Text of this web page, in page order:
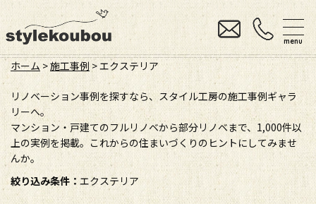
menu
ホーム >施工事例 >エクステリア
リノベーション事例を探すなら、スタイル工房の施工事例ギャラ
リーへ。
マンション・戸建てのフルリノベから部分リノベまで、1,000件以
上の実例を掲載。これからの住まいづくりのヒントにしてみませ
んか。
絞り込み条件：エクステリア